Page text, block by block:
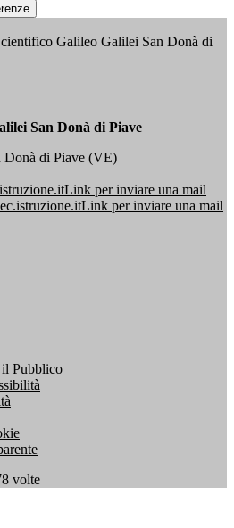
Galileo Galilei San Donà di
San Donà di Piave
Donà di Piave (VE)
Link per inviare una mail
Link per inviare una mail
Pubblico
volte